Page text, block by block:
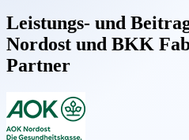
Leistungs- und
Nordost und BKK
Partner